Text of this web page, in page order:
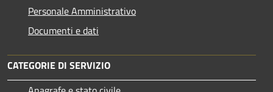
Personale Amministrativo
Documenti e dati
CATEGORIE DI SERVIZIO